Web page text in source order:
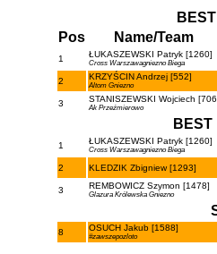
Pos
Name/Team
1 ŁUKASZEWSKI Patryk [1260]
Cross Warszawagniezno Biega
2 KRZYŚCIN Andrzej [552]
Altom Gniezno
3 STANISZEWSKI Wojciech
Ak Przeźmierowo
BEST
1 ŁUKASZEWSKI Patryk [1260]
Cross Warszawagniezno Biega
2 KLEDZIK Zbigniew [1293]
3 REMBOWICZ Szymon [1478]
Glazura Królewska Gniezno
8 OSUCH Jakub [1588]
#zawszepozloto